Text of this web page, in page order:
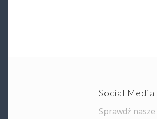
Social Media
Sprawdź